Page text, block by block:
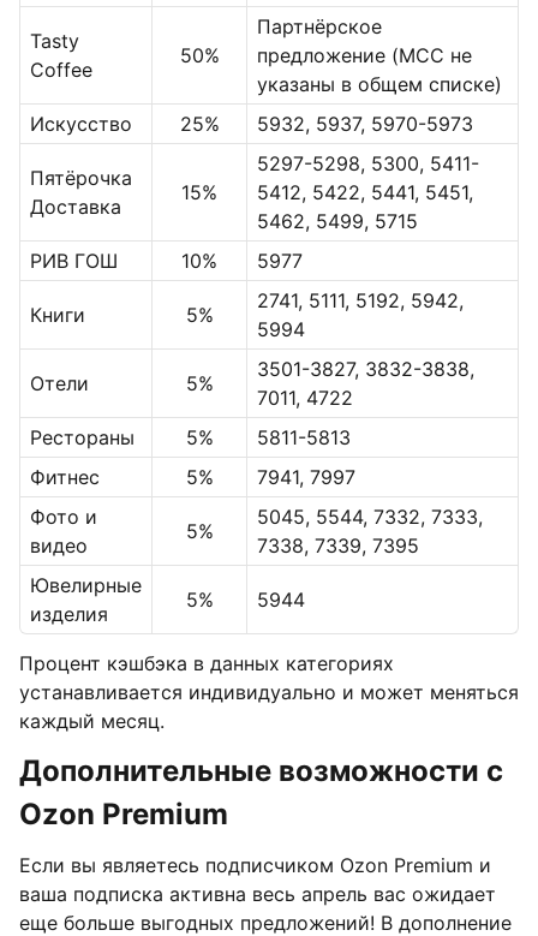
Tasty
Coffee
50%
Партнёрское
предложение (MCC не
указаны в общем списке)
Искусство
25% 5932, 5937, 5970-5973
Пятёрочка
Доставка
15%
5297-5298, 5300, 5411-
5412, 5422, 5441, 5451,
5462, 5499, 5715
РИВ ГОШ
10% 5977
Книги 5%
2741, 5111, 5192, 5942,
5994
Отели 5%
3501-3827, 3832-3838,
7011, 4722
Рестораны
5%
5811-5813
Фитнес
5%
7941, 7997
Фото и
видео
5%
5045, 5544, 7332, 7333,
7338, 7339, 7395
Ювелирные
изделия
5% 5944
Процент кэшбэка в данных категориях
устанавливается индивидуально и может меняться
каждый месяц.
Дополнительные возможности с
Ozon Premium
Если вы являетесь подписчиком Ozon Premium и
ваша подписка активна весь апрель вас ожидает
еще больше выгодных предложений! В дополнение